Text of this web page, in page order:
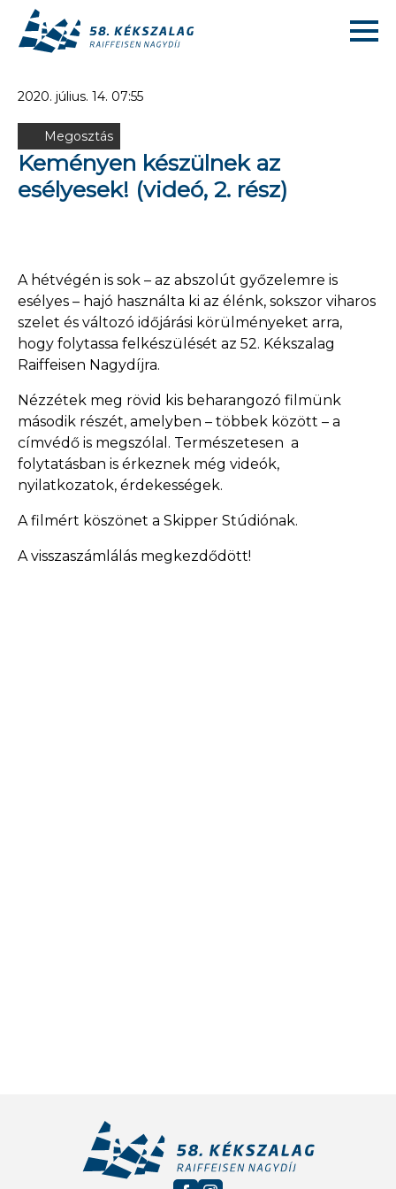
2020. július. 14. 07:55
Megosztás
Keményen készülnek az
esélyesek! (videó, 2. rész)
A hétvégén is sok – az abszolút győzelemre is
esélyes – hajó használta ki az élénk, sokszor viharos
szelet és változó időjárási körülményeket arra,
hogy folytassa felkészülését az 52. Kékszalag
Raiffeisen Nagydíjra.
Nézzétek meg rövid kis beharangozó filmünk
második részét, amelyben – többek között – a
címvédő is megszólal. Természetesen a
folytatásban is érkeznek még videók,
nyilatkozatok, érdekességek.
A filmért köszönet a Skipper Stúdiónak.
A visszaszámlálás megkezdődött!